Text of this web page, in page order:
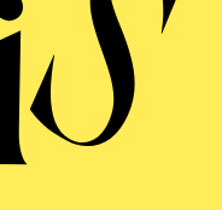
Rollendebüt in der
am Aalto
(„
Madama
zu Gast sein, sowie
Holländer“
geben.